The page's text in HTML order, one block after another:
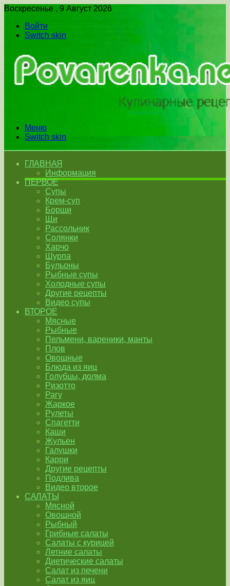
Воскресенье , 9 Август 2026
Войти
Switch skin
Меню
Switch skin
ГЛАВНАЯ
Информация
ПЕРВОЕ
Супы
Крем-суп
Борщи
Щи
Рассольник
Солянки
Харчо
Шурпа
Бульоны
Рыбные супы
Холодные супы
Другие рецепты
Видео супы
ВТОРОЕ
Мясные
Рыбные
Пельмени, вареники, манты
Плов
Овощные
Блюда из яиц
Голубцы, долма
Ризотто
Рагу
Жаркое
Рулеты
Спагетти
Каши
Жульен
Галушки
Карри
Другие рецепты
Подлива
Видео второе
САЛАТЫ
Мясной
Овощной
Рыбный
Грибные салаты
Салаты с курицей
Летние салаты
Диетические салаты
Салат из печени
Салат из яиц